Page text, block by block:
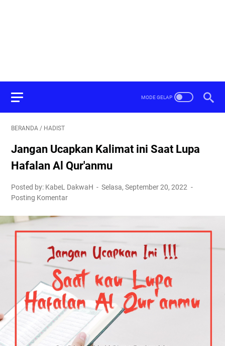
BERANDA / HADIST
Jangan Ucapkan Kalimat ini Saat Lupa
Hafalan Al Qur'anmu
Posted by: KabeL DakwaH
Selasa, September 20, 2022
Posting Komentar